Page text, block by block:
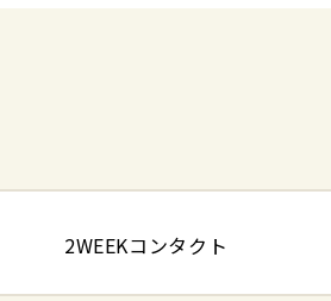
2WEEKコンタクト